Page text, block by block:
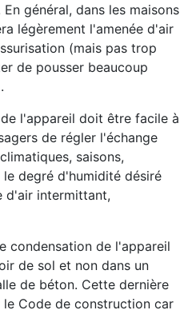
général, dans les maisons
légèrement l'amenée d'air
(mais pas trop
de pousser beaucoup
l'appareil doit être facile à
de régler l'échange
saisons,
degré d'humidité désiré
d'air intermittant,
condensation de l'appareil
de sol et non dans un
de béton. Cette dernière
Code de construction car